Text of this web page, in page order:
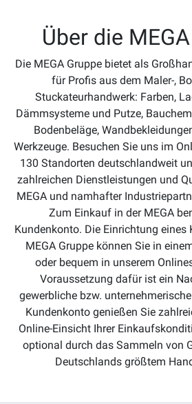
Über die
Die MEGA Gruppe bietet als
für Profis aus dem Maler-,
Stuckateurhandwerk: Farben,
Dämmsysteme und Putze,
Bodenbeläge,
Werkzeuge. Besuchen Sie uns im
130 Standorten deutschlandweit
zahlreichen Dienstleistungen und
MEGA und namhafter
Zum Einkauf in der MEGA
Kundenkonto. Die Einrichtung eines
MEGA Gruppe können Sie in
oder bequem in unserem
Voraussetzung dafür ist ein
gewerbliche bzw.
Kundenkonto genießen Sie
Online-Einsicht Ihrer
optional durch das Sammeln von
Deutschlands größtem